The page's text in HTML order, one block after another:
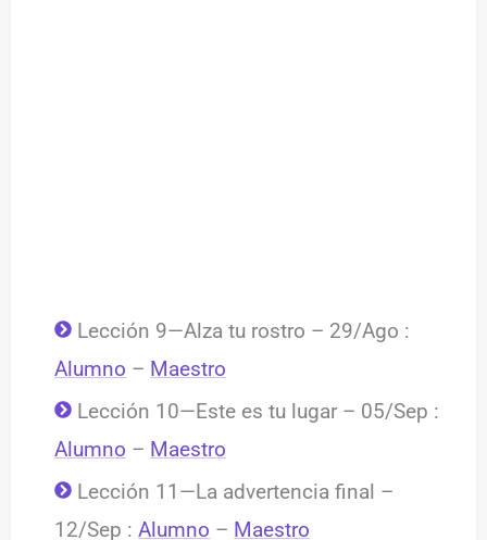
Lección 9—Alza tu rostro – 29/Ago :
Alumno – Maestro
Lección 10—Este es tu lugar – 05/Sep :
Alumno – Maestro
Lección 11—La advertencia final –
12/Sep :Alumno – Maestro